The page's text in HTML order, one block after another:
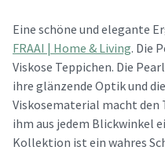
Eine schöne und elegante
FRAAI | Home & Living. Die
Viskose Teppichen. Die
ihre glänzende Optik und
Viskosematerial macht den
ihm aus jedem Blickwinkel
Kollektion ist ein wahres